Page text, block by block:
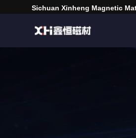
Sichuan Xinheng Magnetic